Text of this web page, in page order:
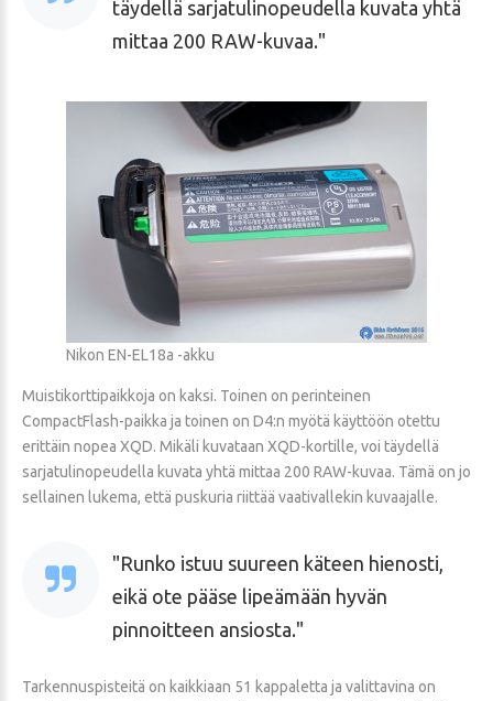
täydellä sarjatulinopeudella kuvata yhtä
mittaa 200 RAW-kuvaa.
Nikon EN-EL18a -akku
Muistikorttipaikkoja on kaksi. Toinen on perinteinen
CompactFlash-paikka ja toinen on D4:n myötä käyttöön otettu
erittäin nopea XQD. Mikäli kuvataan XQD-kortille, voi täydellä
sarjatulinopeudella kuvata yhtä mittaa 200 RAW-kuvaa. Tämä on jo
sellainen lukema, että puskuria riittää vaativallekin kuvaajalle.
Runko istuu suureen käteen hienosti,
eikä ote pääse lipeämään hyvän
pinnoitteen ansiosta.
Tarkennuspisteitä on kaikkiaan 51 kappaletta ja valittavina on